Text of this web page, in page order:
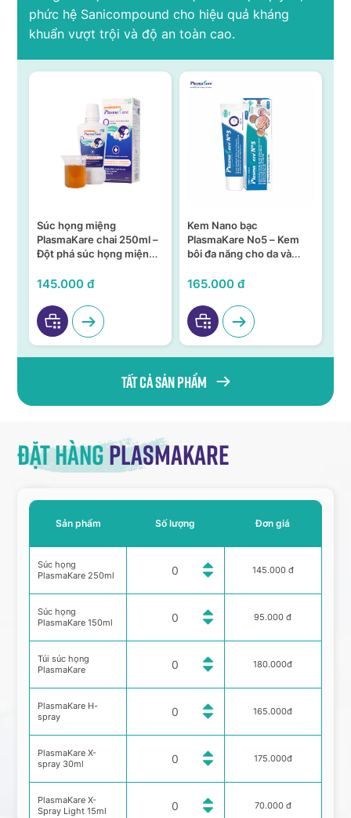
phức hệ Sanicompound cho hiệu quả kháng
khuẩn vượt trội và độ an toàn cao.
Súc họng miệng
PlasmaKare chai 250ml –
Đột phá súc họng miệng
145.000 đ
Kem Nano bạc
PlasmaKare No5 – Kem
bôi đa năng cho da và
165.000 đ
Tất cả sản phẩm
Đặt hàngPlasmakare
Sản phẩm
Súc họng
PlasmaKare 250ml
Súc họng
PlasmaKare 150ml
Túi súc họng
PlasmaKare
PlasmaKare H-
spray
PlasmaKare X-
spray 30ml
PlasmaKare X-
Spray Light 15ml
Số lượng Đơn giá
145.000 đ
95.000 đ
180.000đ
165.000đ
175.000đ
70.000 đ